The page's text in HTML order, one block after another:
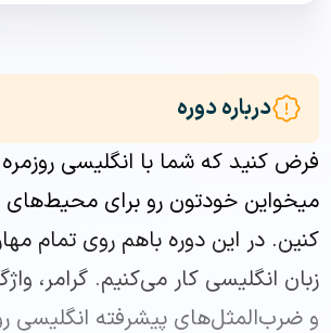
اما اشتیاق برای تدریس زبان انگلیسی را با
دوران مدرسه‌‌شان که ایشان را به نوشتن
تشویق کرد گرفت.
تحصیلاتشان را تا مقطع دیپلم در مدرسه
از آن در مقطع کاردانی رشته مترجمی
کارشناسی رشته زبان و‌ ادبیات انگلیسی را
درباره دوره
فرض کنید که شما با انگلیسی
میخواین خودتون رو برای محیط‌های
کنین. در این دوره باهم روی تمام
زبان انگلیسی کار می‌کنیم. گرامر،
و ضرب‌المثل‌های پیشرفته انگلیسی